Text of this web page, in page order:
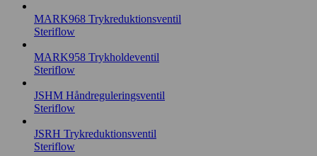
MARK968 Trykreduktionsventil
Steriflow
MARK958 Trykholdeventil
Steriflow
JSHM Håndreguleringsventil
Steriflow
JSRH Trykreduktionsventil
Steriflow